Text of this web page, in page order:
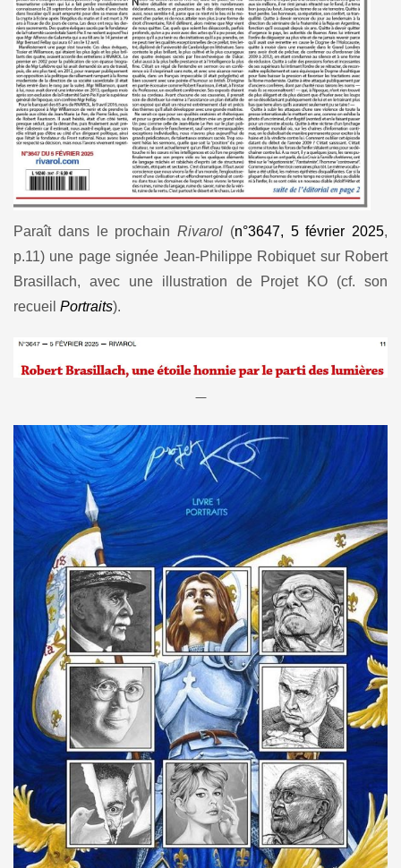
Paraît dans le prochain Rivarol (n°3647, 5 février 2025,
p.11) une page signée Jean-Philippe Robiquet sur Robert
Brasillach, avec une illustration de Projet KO (cf. son
recueil Portraits).
—